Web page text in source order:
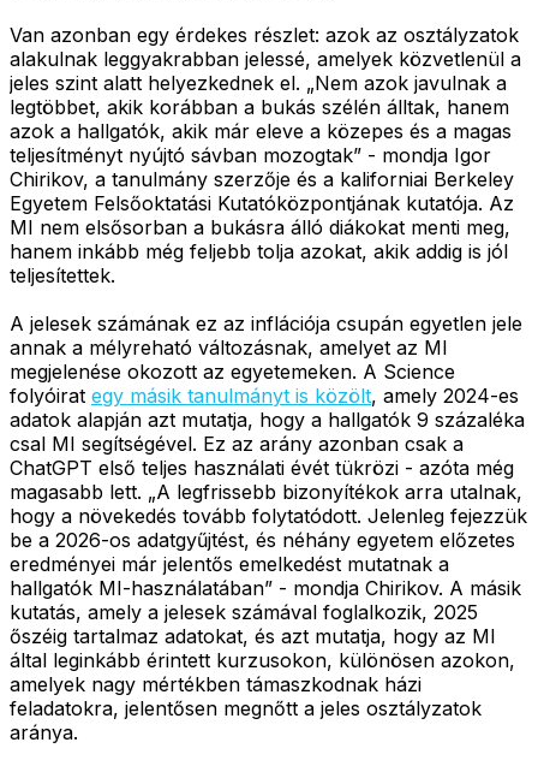
Van azonban egy érdekes részlet: azok az osztályzatok
alakulnak leggyakrabban jelessé, amelyek közvetlenül a
jeles szint alatt helyezkednek el. „Nem azok javulnak a
legtöbbet, akik korábban a bukás szélén álltak, hanem
azok a hallgatók, akik már eleve a közepes és a magas
teljesítményt nyújtó sávban mozogtak” - mondja Igor
Chirikov, a tanulmány szerzője és a kaliforniai Berkeley
Egyetem Felsőoktatási Kutatóközpontjának kutatója. Az
MI nem elsősorban a bukásra álló diákokat menti meg,
hanem inkább még feljebb tolja azokat, akik addig is jól
teljesítettek.
A jelesek számának ez az inflációja csupán egyetlen jele
annak a mélyreható változásnak, amelyet az MI
megjelenése okozott az egyetemeken. A Science
folyóirat egy másik tanulmányt is közölt, amely 2024-es
adatok alapján azt mutatja, hogy a hallgatók 9 százaléka
csal MI segítségével. Ez az arány azonban csak a
ChatGPT első teljes használati évét tükrözi - azóta még
magasabb lett. „A legfrissebb bizonyítékok arra utalnak,
hogy a növekedés tovább folytatódott. Jelenleg fejezzük
be a 2026-os adatgyűjtést, és néhány egyetem előzetes
eredményei már jelentős emelkedést mutatnak a
hallgatók MI-használatában” - mondja Chirikov. A másik
kutatás, amely a jelesek számával foglalkozik, 2025
őszéig tartalmaz adatokat, és azt mutatja, hogy az MI
által leginkább érintett kurzusokon, különösen azokon,
amelyek nagy mértékben támaszkodnak házi
feladatokra, jelentősen megnőtt a jeles osztályzatok
aránya.